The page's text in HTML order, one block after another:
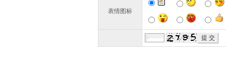
表情图标